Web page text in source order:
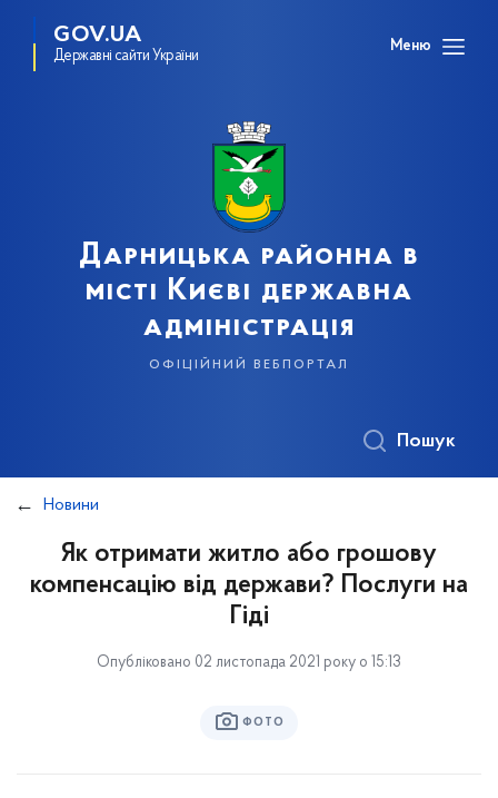
GOV.UA
Державні сайти України
Меню
Дарницька районна в
місті Києві державна
адміністрація
офіційний вебпортал
Пошук
Новини
Як отримати житло або грошову
компенсацію від держави? Послуги на
Гіді
Опубліковано 02 листопада 2021 року о 15:13
ФОТО